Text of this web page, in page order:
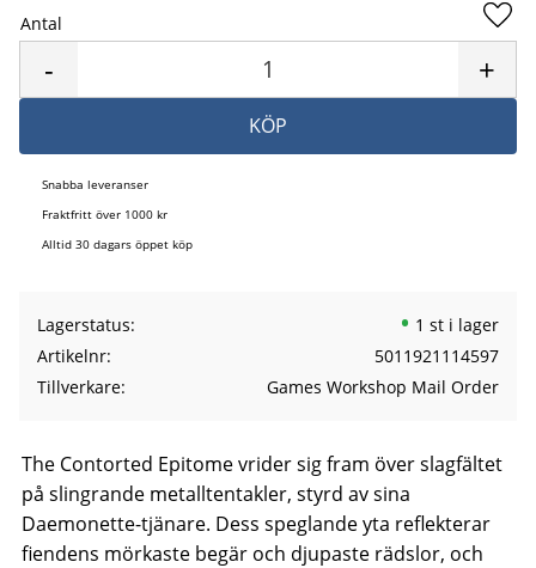
Antal
+
-
KÖP
Snabba leveranser
Fraktfritt över 1000 kr
Alltid 30 dagars öppet köp
Lagerstatus
1 st i lager
Artikelnr
5011921114597
Tillverkare
Games Workshop Mail Order
The Contorted Epitome vrider sig fram över slagfältet
på slingrande metalltentakler, styrd av sina
Daemonette-tjänare. Dess speglande yta reflekterar
fiendens mörkaste begär och djupaste rädslor, och